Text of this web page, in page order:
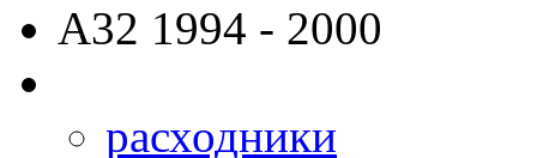
A32 1994 - 2000
расходники